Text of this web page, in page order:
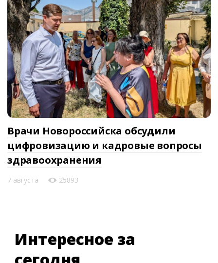
Врачи Новороссийска обсудили
цифровизацию и кадровые вопросы
здравоохранения
7 августа 25893
Интересное за